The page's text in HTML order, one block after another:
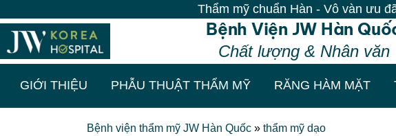
Thẩm mỹ chuẩn Hàn - Vô vàn ưu đãi
Bệnh Viện JW Hàn
Chất lượng & Nhân văn
GIỚI THIỆU PHẪU THUẬT THẨM MỸ RĂNG HÀM MẶT
Bệnh viện thẩm mỹ JW Hàn Quốc » thẩm mỹ dạo